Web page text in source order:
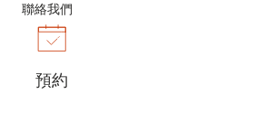
聯絡我們
預約